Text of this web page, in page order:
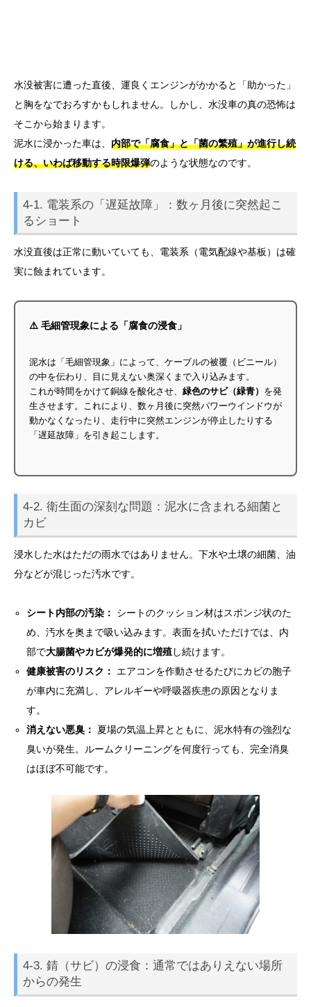
水没被害に遭った直後、運良くエンジンがかかると「助かった」
と胸をなでおろすかもしれません。しかし、水没車の真の恐怖は
そこから始まります。
泥水に浸かった車は、 内部で「腐食」と「菌の繁殖」が進行し続
ける、いわば移動する時限爆弾のような状態なのです。
4-1. 電装系の「遅延故障」：数ヶ月後に突然起こ
るショート
水没直後は正常に動いていても、電装系（電気配線や基板）は確
実に蝕まれています。
⚠️ 毛細管現象による「腐食の浸食」
泥水は「毛細管現象」によって、ケーブルの被覆（ビニール）
の中を伝わり、目に見えない奥深くまで入り込みます。
これが時間をかけて銅線を酸化させ、 緑色のサビ（緑青） を発
生させます。これにより、数ヶ月後に突然パワーウインドウが
動かなくなったり、走行中に突然エンジンが停止したりする
「遅延故障」を引き起こします。
4-2. 衛生面の深刻な問題：泥水に含まれる細菌と
カビ
浸水した水はただの雨水ではありません。下水や土壌の細菌、油
分などが混じった汚水です。
シート内部の汚染：
シートのクッション材はスポンジ状のた
め、汚水を奥まで吸い込みます。表面を拭いただけでは、内
部で大腸菌やカビが爆発的に増殖し続けます。
健康被害のリスク：
エアコンを作動させるたびにカビの胞子
が車内に充満し、アレルギーや呼吸器疾患の原因となりま
す。
消えない悪臭：
夏場の気温上昇とともに、泥水特有の強烈な
臭いが発生。ルームクリーニングを何度行っても、完全消臭
はほぼ不可能です。
4-3. 錆（サビ）の浸食：通常ではありえない場所
からの発生